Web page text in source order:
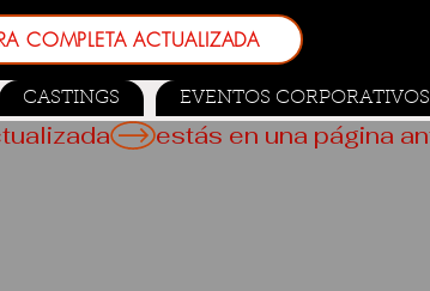
COMPLETA ACTUALIZADA
CASTINGS EVENTOS CORPORATIVOS